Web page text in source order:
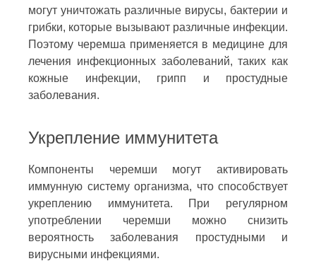
могут уничтожать различные вирусы, бактерии и
грибки, которые вызывают различные инфекции.
Поэтому черемша применяется в медицине для
лечения инфекционных заболеваний, таких как
кожные инфекции, грипп и простудные
заболевания.
Укрепление иммунитета
Компоненты черемши могут активировать
иммунную систему организма, что способствует
укреплению иммунитета. При регулярном
употреблении черемши можно снизить
вероятность заболевания простудными и
вирусными инфекциями.